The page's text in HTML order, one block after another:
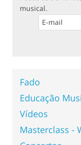
musical.
Fado
Educação
Vídeos
Masterclass -